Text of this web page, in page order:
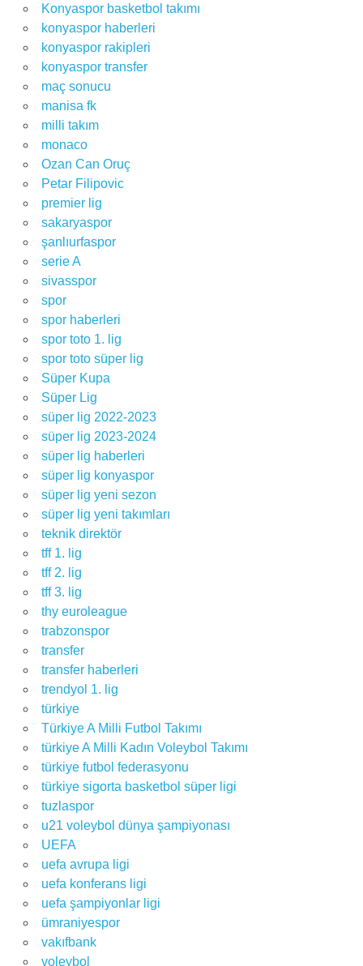
Konyaspor basketbol takımı
konyaspor haberleri
konyaspor rakipleri
konyaspor transfer
maç sonucu
manisa fk
milli takım
monaco
Ozan Can Oruç
Petar Filipovic
premier lig
sakaryaspor
şanlıurfaspor
serie A
sivasspor
spor
spor haberleri
spor toto 1. lig
spor toto süper lig
Süper Kupa
Süper Lig
süper lig 2022-2023
süper lig 2023-2024
süper lig haberleri
süper lig konyaspor
süper lig yeni sezon
süper lig yeni takımları
teknik direktör
tff 1. lig
tff 2. lig
tff 3. lig
thy euroleague
trabzonspor
transfer
transfer haberleri
trendyol 1. lig
türkiye
Türkiye A Milli Futbol Takımı
türkiye A Milli Kadın Voleybol Takımı
türkiye futbol federasyonu
türkiye sigorta basketbol süper ligi
tuzlaspor
u21 voleybol dünya şampiyonası
UEFA
uefa avrupa ligi
uefa konferans ligi
uefa şampiyonlar ligi
ümraniyespor
vakıfbank
voleybol